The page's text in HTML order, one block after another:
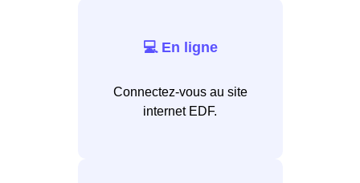
💻 En ligne
Connectez-vous au site
internet EDF.